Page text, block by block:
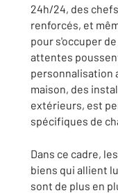
24h/24, des
renforcés, et
pour s'occuper
attentes
personnalisation
maison, des
extérieurs, est
spécifiques de
Dans ce cadre,
biens qui allient
sont de plus en